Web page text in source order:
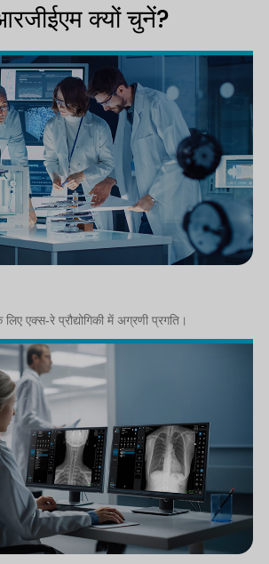
क्यों चुनें?
एक्स-रे प्रौद्योगिकी में अग्रणी प्रगति।